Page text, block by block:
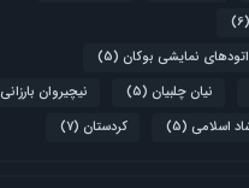
(6)
نمایشی بوکان (5)
نیان چلبیان (5) نیچیروان بارزانی
اسلامی (5) کردستان (7)